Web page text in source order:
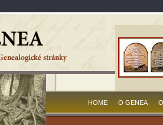
HOME O GENEA